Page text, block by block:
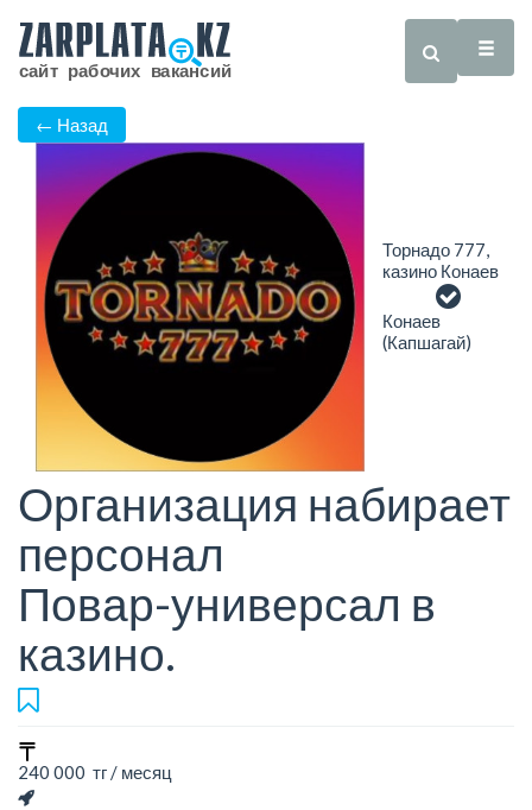
← Назад
Торнадо 777,
казино Конаев
Конаев
(Капшагай)
Организация набирает
персонал
Повар-универсал в
казино.
240 000 тг / месяц